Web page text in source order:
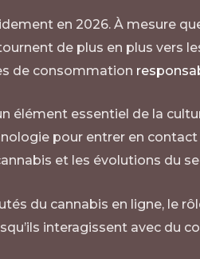
en 2026. À mesure
de plus en plus
de consommation
élément essentiel de la
pour entrer en
et les évolutions du
du cannabis en ligne, le
interagissent avec du